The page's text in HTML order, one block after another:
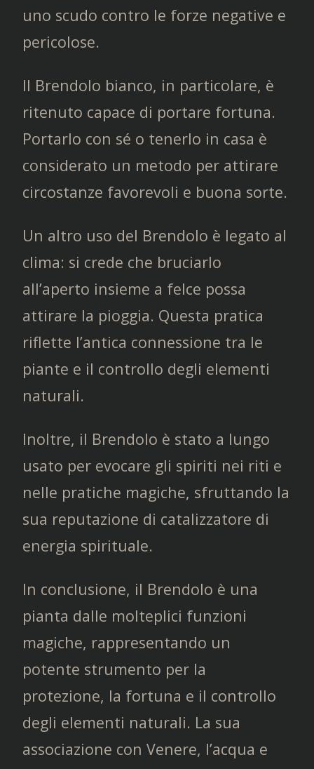
uno scudo contro le forze negative e
pericolose.
Il Brendolo bianco, in particolare, è
ritenuto capace di portare fortuna.
Portarlo con sé o tenerlo in casa è
considerato un metodo per attirare
circostanze favorevoli e buona sorte.
Un altro uso del Brendolo è legato al
clima: si crede che bruciarlo
all’aperto insieme a felce possa
attirare la pioggia. Questa pratica
riflette l’antica connessione tra le
piante e il controllo degli elementi
naturali.
Inoltre, il Brendolo è stato a lungo
usato per evocare gli spiriti nei riti e
nelle pratiche magiche, sfruttando la
sua reputazione di catalizzatore di
energia spirituale.
In conclusione, il Brendolo è una
pianta dalle molteplici funzioni
magiche, rappresentando un
potente strumento per la
protezione, la fortuna e il controllo
degli elementi naturali. La sua
associazione con Venere, l’acqua e